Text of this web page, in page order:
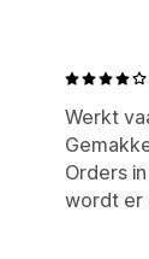
Werkt
Orders
wordt er